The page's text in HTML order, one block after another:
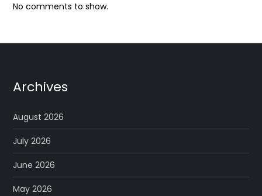
No comments to show.
Archives
August 2026
July 2026
June 2026
May 2026